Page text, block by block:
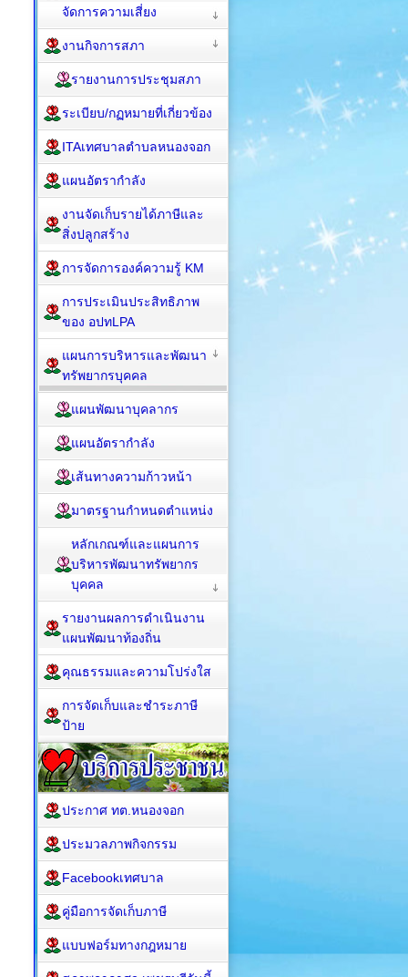
จัดการความเสี่ยง
งานกิจการสภา
รายงานการประชุมสภา
ระเบียบ/กฏหมายที่เกี่ยวข้อง
ITAเทศบาลตำบลหนองจอก
แผนอัตรากำลัง
งานจัดเก็บรายได้ภาษีและ
สิ่งปลูกสร้าง
การจัดการองค์ความรู้ KM
การประเมินประสิทธิภาพ
ของ อปทLPA
แผนการบริหารและพัฒนา
ทรัพยากรบุคคล
แผนพัฒนาบุคลากร
แผนอัตรากำลัง
เส้นทางความก้าวหน้า
มาตรฐานกำหนดตำแหน่ง
หลักเกณฑ์และแผนการ
บริหารพัฒนาทรัพยากร
บุคคล
รายงานผลการดำเนินงาน
แผนพัฒนาท้องถิ่น
คุณธรรมและความโปร่งใส
การจัดเก็บและชำระภาษี
ป้าย
ประกาศ ทต.หนองจอก
ประมวลภาพกิจกรรม
Facebookเทศบาล
คู่มือการจัดเก็บภาษี
แบบฟอร์มทางกฎหมาย